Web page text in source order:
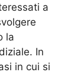
a
la
In
in cui si